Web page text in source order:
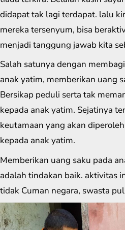
didapat tak lagi terdapat. lalu
mereka tersenyum, bisa
menjadi tanggung jawab kita
Salah satunya dengan
anak yatim, memberikan uang
Bersikap peduli serta tak
kepada anak yatim. Sejatinya
keutamaan yang akan
kepada anak yatim.
Memberikan uang saku pada
adalah tindakan baik. aktivitas
tidak Cuman negara, swasta